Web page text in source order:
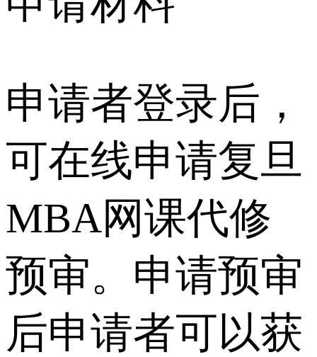
申请者登录后，
可在线申请复旦
MBA网课代修
预审。申请预审
后申请者可以获